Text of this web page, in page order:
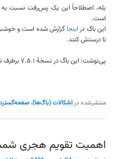
است.
این باگ در اینجا گزارش شده است و
تا درستش کنند.
پی‌نوشت: این باگ در نسخهٔ ۷.۵.۱ برطرف شد.
منتشرشده در اِشکالات (باگ‌ها)،
اهمیت تقویم هجری